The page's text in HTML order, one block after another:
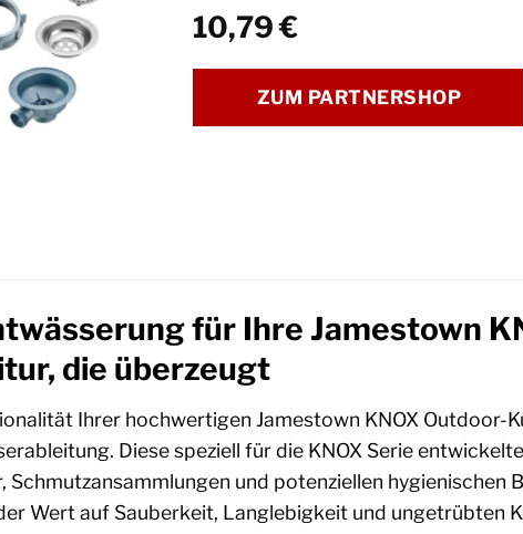
10,79€
ZUM PARTNERSHOP
für Ihre Jamestown
die überzeugt
Ihrer hochwertigen Jamestown KNOX Outdoor-
Diese speziell für die KNOX Serie
Schmutzansammlungen und potenziellen hygienischen
Wert auf Sauberkeit, Langlebigkeit und ungetrübten